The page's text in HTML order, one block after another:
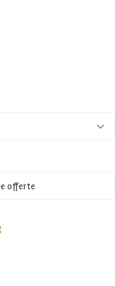
offerte